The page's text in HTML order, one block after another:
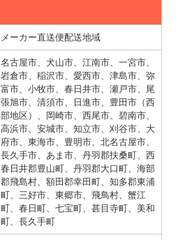
メーカー直送便配送地域
名古屋市、犬山市、江南市、一宮市、
岩倉市、稲沢市、愛西市、津島市、弥
富市、小牧市、春日井市、瀬戸市、尾
張旭市、清須市、日進市、豊田市（西
部地区）、岡崎市、西尾市、碧南市、
高浜市、安城市、知立市、刈谷市、大
府市、東海市、豊明市、北名古屋市、
長久手市、あま市、丹羽郡扶桑町、西
春日井郡豊山町、丹羽郡大口町、海部
郡飛島村、額田郡幸田町、知多郡東浦
町、三好市、東郷市、飛鳥村、蟹江
町、春日町、七宝町、甚目寺町、美和
町、長久手町